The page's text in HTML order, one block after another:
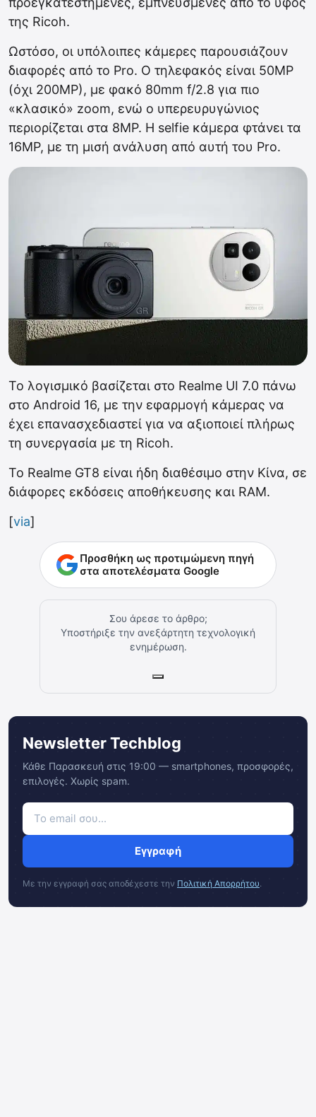
της Ricoh.
Ωστόσο, οι υπόλοιπες κάμερες παρουσιάζουν
διαφορές από το Pro. Ο τηλεφακός είναι 50MP
(όχι 200MP), με φακό 80mm f/2.8 για πιο
«κλασικό» zoom, ενώ ο υπερευρυγώνιος
περιορίζεται στα 8MP. Η selfie κάμερα φτάνει τα
16MP, με τη μισή ανάλυση από αυτή του Pro.
Το λογισμικό βασίζεται στο Realme UI 7.0 πάνω
στο Android 16, με την εφαρμογή κάμερας να
έχει επανασχεδιαστεί για να αξιοποιεί πλήρως
τη συνεργασία με τη Ricoh.
Το Realme GT8 είναι ήδη διαθέσιμο στην Κίνα, σε
διάφορες εκδόσεις αποθήκευσης και RAM.
[via]
Προσθήκη ως προτιμώμενη πηγή
στα αποτελέσματα Google
Σου άρεσε το άρθρο;
Υποστήριξε την ανεξάρτητη τεχνολογική
ενημέρωση.
Newsletter Techblog
Κάθε Παρασκευή στις 19:00 — smartphones, προσφορές,
επιλογές. Χωρίς spam.
Εγγραφή
Με την εγγραφή σας αποδέχεστε την Πολιτική Απορρήτου.